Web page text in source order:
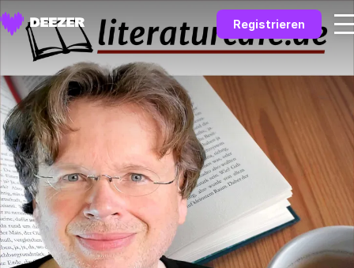
Registrieren